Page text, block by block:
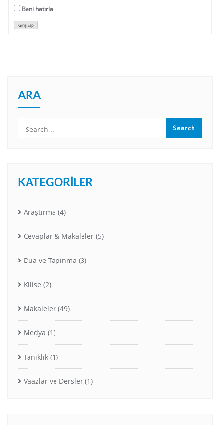
Beni hatırla
Giriş yap
ARA
KATEGORILER
Araştırma (4)
Cevaplar & Makaleler (5)
Dua ve Tapınma (3)
Kilise (2)
Makaleler (49)
Medya (1)
Tanıklık (1)
Vaazlar ve Dersler (1)